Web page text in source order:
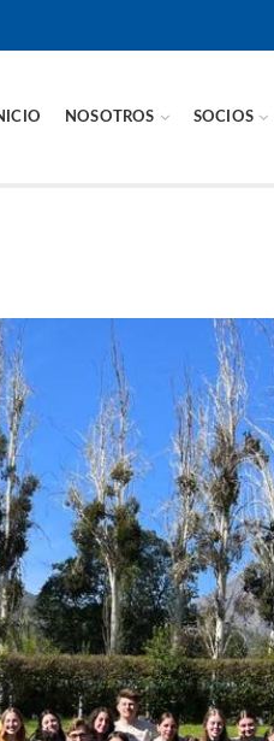
NOSOTROS SOCIOS